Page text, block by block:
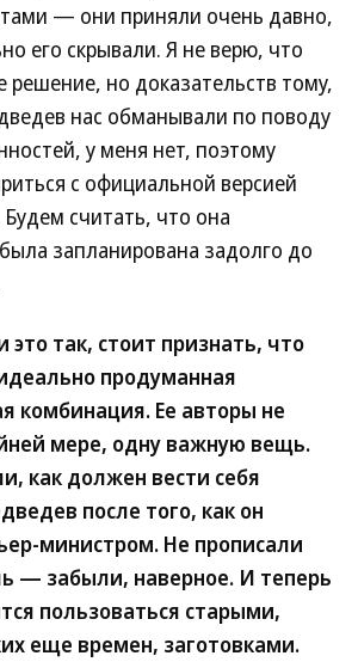
— они приняли очень давно,
его скрывали. Я не верю, что
решение, но доказательств тому,
нас обманывали по поводу
у меня нет, поэтому
с официальной версией
считать, что она
запланирована задолго до
это так, стоит признать, что
продуманная
комбинация. Ее авторы не
мере, одну важную вещь.
как должен вести себя
после того, как он
министром. Не прописали
— забыли, наверное. И теперь
пользоваться старыми,
еще времен, заготовками.